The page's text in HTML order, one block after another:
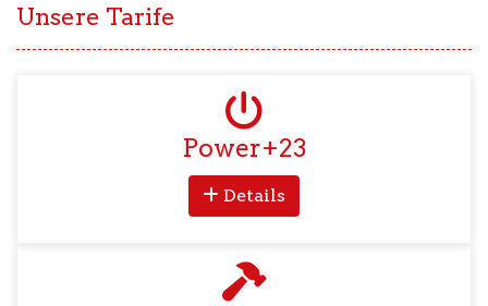
Unsere Tarife
fa-
power-
off
Power+23
Details
fas